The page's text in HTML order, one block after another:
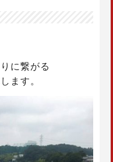
に繋がる
ます。